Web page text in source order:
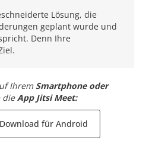
Lösung, die
geplant wurde und
Denn Ihre
Ihrem Smartphone oder
dieApp Jitsi Meet:
Download für Android